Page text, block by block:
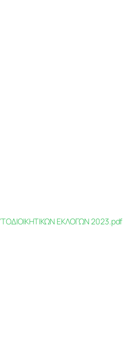
ΕΚΛΟΓΩΝ 2023.pdf